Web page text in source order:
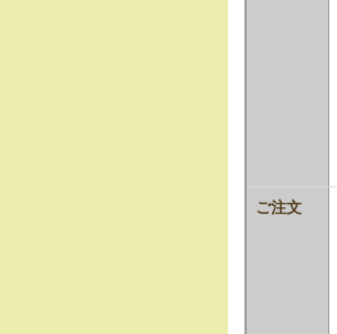
ご注文